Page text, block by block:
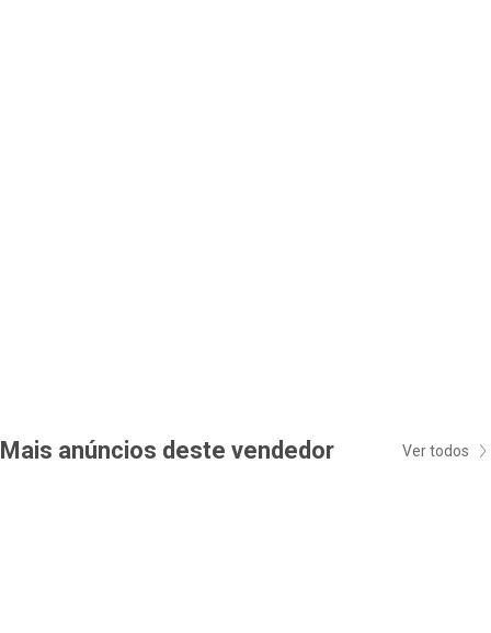
Mais anúncios deste vendedor Ver todos